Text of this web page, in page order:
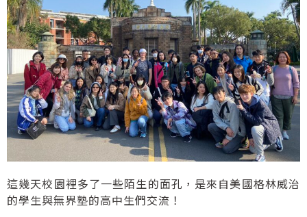
這幾天校園裡多了一些陌生的面孔，是來自美國格林威治
的學生與無界塾的高中生們交流！